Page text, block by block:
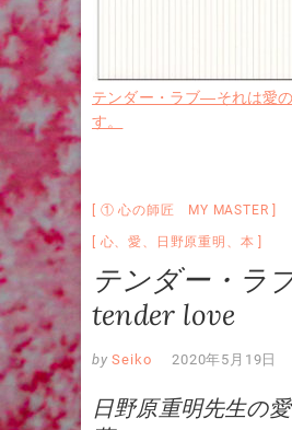
テンダー・ラブ―それは愛
す。
① 心の師匠 MY MASTER
心、愛、 日野原重明 、 本
テンダー・ラ
tender love
by Seiko 2020年5月19日
日野原重明先生の